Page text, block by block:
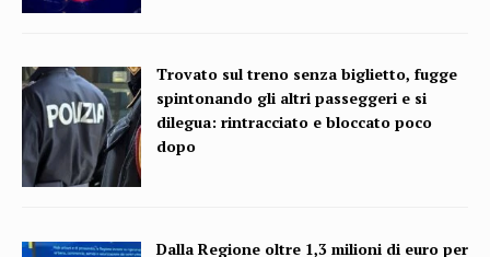
Trovato sul treno senza biglietto, fugge
spintonando gli altri passeggeri e si
dilegua: rintracciato e bloccato poco
dopo
Dalla Regione oltre 1,3 milioni di euro per